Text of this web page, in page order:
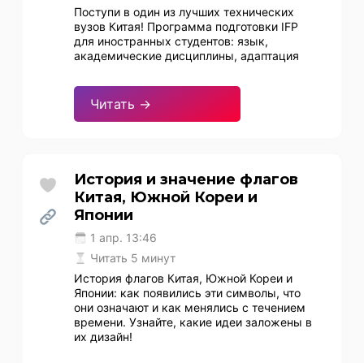
Поступи в один из лучших технических
вузов Китая! Программа подготовки IFP
для иностранных студентов: язык,
академические дисциплины, адаптация
Читать →
История и значение флагов
Китая, Южной Кореи и
Японии
1 апр. 13:46
Читать 5 минут
История флагов Китая, Южной Кореи и
Японии: как появились эти символы, что
они означают и как менялись с течением
времени. Узнайте, какие идеи заложены в
их дизайн!